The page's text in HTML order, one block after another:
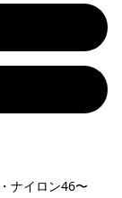
ナイロン46〜